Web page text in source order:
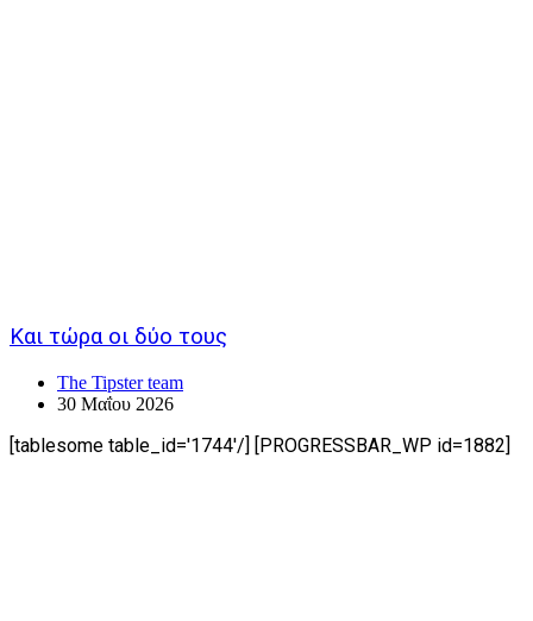
Και τώρα οι δύο τους
The Tipster team
30 Μαΐου 2026
[tablesome table_id='1744'/] [PROGRESSBAR_WP id=1882]